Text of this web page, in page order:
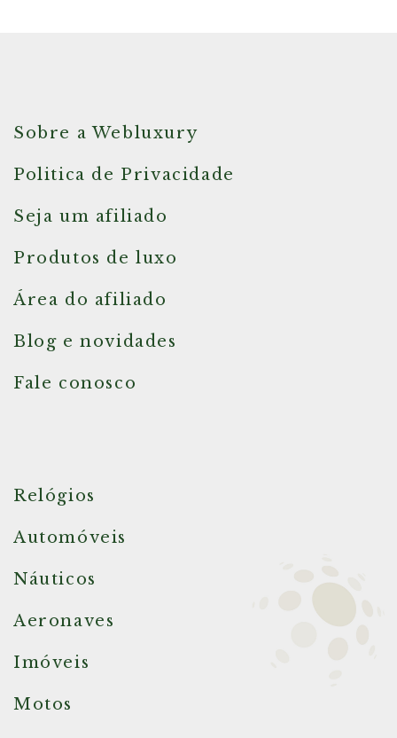
Sobre a Webluxury
Politica de Privacidade
Seja um afiliado
Produtos de luxo
Área do afiliado
Blog e novidades
Fale conosco
Relógios
Automóveis
Náuticos
Aeronaves
Imóveis
Motos